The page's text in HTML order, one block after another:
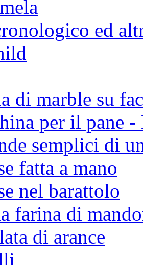
ed
di marble su
per il pane
semplici di
fatta a mano
nel barattolo
farina di
di arance